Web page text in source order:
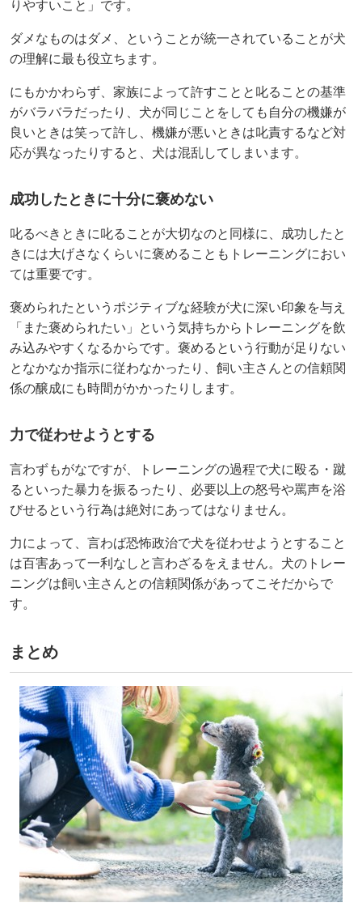
りやすいこと」です。
ダメなものはダメ、ということが統一されていることが犬
の理解に最も役立ちます。
にもかかわらず、家族によって許すことと叱ることの基準
がバラバラだったり、犬が同じことをしても自分の機嫌が
良いときは笑って許し、機嫌が悪いときは叱責するなど対
応が異なったりすると、犬は混乱してしまいます。
成功したときに十分に褒めない
叱るべきときに叱ることが大切なのと同様に、成功したと
きには大げさなくらいに褒めることもトレーニングにおい
ては重要です。
褒められたというポジティブな経験が犬に深い印象を与え
「また褒められたい」という気持ちからトレーニングを飲
み込みやすくなるからです。褒めるという行動が足りない
となかなか指示に従わなかったり、飼い主さんとの信頼関
係の醸成にも時間がかかったりします。
力で従わせようとする
言わずもがなですが、トレーニングの過程で犬に殴る・蹴
るといった暴力を振るったり、必要以上の怒号や罵声を浴
びせるという行為は絶対にあってはなりません。
力によって、言わば恐怖政治で犬を従わせようとすること
は百害あって一利なしと言わざるをえません。犬のトレー
ニングは飼い主さんとの信頼関係があってこそだからで
す。
まとめ